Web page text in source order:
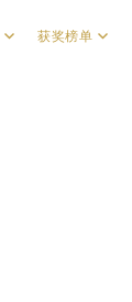
获奖榜单